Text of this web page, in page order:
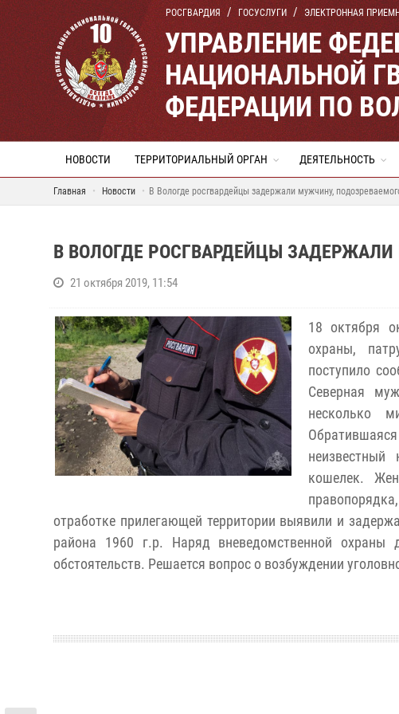
РОСГВАРДИЯ ГОСУСЛУГИ ЭЛЕКТРОННАЯ
УПРАВЛЕНИЕ
НАЦИОНАЛЬНОЙ
ФЕДЕРАЦИИ ПО
НОВОСТИ ТЕРРИТОРИАЛЬНЫЙ ОРГАН ДЕЯТЕЛЬНОСТЬ
Главная Новости В Вологде росгвардейцы задержали мужчину,
В ВОЛОГДЕ РОСГВАРДЕЙЦЫ
21 октября 2019, 11:54
18 октября
охраны,
поступило
Северная
несколько
кошелек.
отработке прилегающей территории выявили и
района 1960 г.р. Наряд вневедомственной
обстоятельств. Решается вопрос о возбуждении